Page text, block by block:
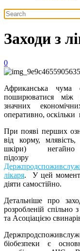
Заходи з
0
Африканська
поширюватися між
значних
оперативно, оскільки
При появі перших
від корму,
шкіри)
лікаря. У цей момент
діяти самостійно.
Детальніше про
розробленій спільно
та Асоціацією
біобезпеки є